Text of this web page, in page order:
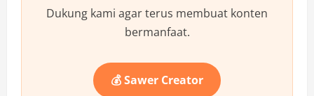
Mengejutkan
di
Dukung kami agar terus membuat konten
bermanfaat.
💰 Sawer Creator